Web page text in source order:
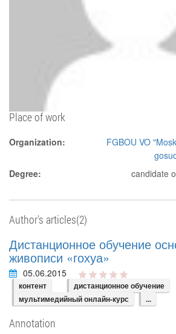
Place of work
Organization:
FGBOU VO
Degree:
candidate
Author's articles(2)
Дистанционное обучение
живописи «гохуа»
05.06.2015
контент дистанционное обучение
мультимедийный онлайн-курс
...
Annotation